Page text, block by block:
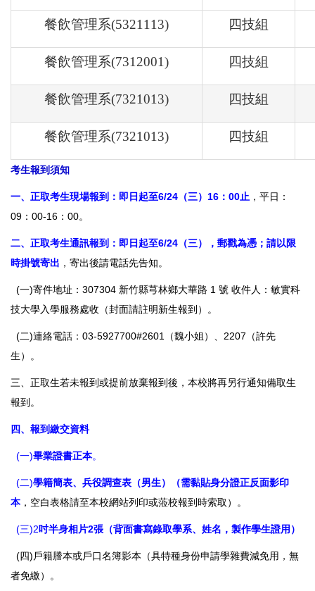
餐飲管理系(5321113) 四技組
餐飲管理系(7312001) 四技組
餐飲管理系(7321013) 四技組
餐飲管理系(7321013) 四技組
考生報到須知
一、正取考生現場報到：即日起至6/24（三）16：00止 ，平日：
09：00-16：00。
二、正取考生通訊報到：即日起至6/24（三），郵戳為憑；請以限
時掛號寄出 ，寄出後請電話先告知。
(一)寄件地址：307304 新竹縣芎林鄉大華路 1 號 收件人：敏實科
技大學入學服務處收（封面請註明新生報到）。
(二)連絡電話：03-5927700#2601（魏小姐）、2207（許先
生）。
三、正取生若未報到或提前放棄報到後，本校將再另行通知備取生
報到。
四、報到繳交資料
(一)畢業證書正本。
(二)學籍簡表、兵役調查表（男生）（需黏貼身分證正反面影印
本，空白表格請至本校網站列印或蒞校報到時索取）。
(三)2吋半身相片2張（背面書寫錄取學系、姓名，製作學生證用）
(四)戶籍謄本或戶口名簿影本（具特種身份申請學雜費減免用，無
者免繳）。